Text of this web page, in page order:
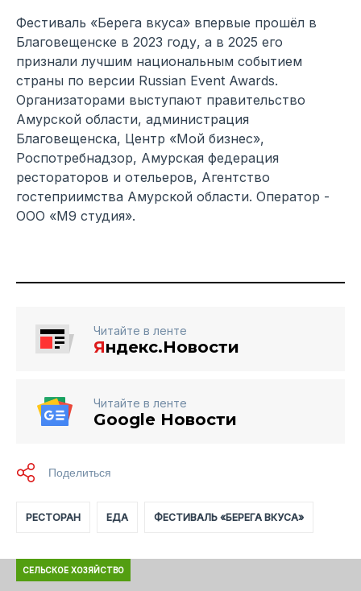
Фестиваль «Берега вкуса» впервые прошёл в
Благовещенске в 2023 году, а в 2025 его
признали лучшим национальным событием
страны по версии Russian Event Awards.
Организаторами выступают правительство
Амурской области, администрация
Благовещенска, Центр «Мой бизнес»,
Роспотребнадзор, Амурская федерация
рестораторов и отельеров, Агентство
гостеприимства Амурской области. Оператор -
ООО «М9 студия».
Читайте в ленте
Яндекс.Новости
Читайте в ленте
Google Новости
РЕСТОРАН ЕДА ФЕСТИВАЛЬ «БЕРЕГА ВКУСА»
СЕЛЬСКОЕ ХОЗЯЙСТВО